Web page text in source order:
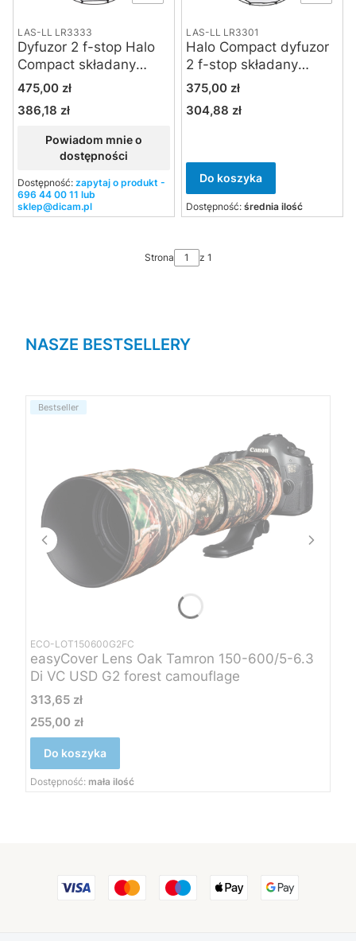
LAS-LL LR3333
Dyfuzor 2 f-stop Halo
Compact składany
kołowy 98 cm
Cena
475,00 zł
Cena
386,18 zł
Powiadom mnie o
dostępności
Dostępność: zapytaj o produkt -
696 44 00 11 lub
sklep@dicam.pl
LAS-LL LR3301
Halo Compact dyfuzor
2 f-stop składany
kołowy 82 cm
Cena
375,00 zł
Cena
304,88 zł
Do koszyka
Dostępność: średnia ilość
Strona z 1
NASZE BESTSELLERY
Bestseller
ECO-LOT150600G2FC
easyCover Lens Oak Tamron 150-600/5-6.3
Di VC USD G2 forest camouflage
Cena
313,65 zł
Cena
255,00 zł
Do koszyka
Dostępność: mała ilość